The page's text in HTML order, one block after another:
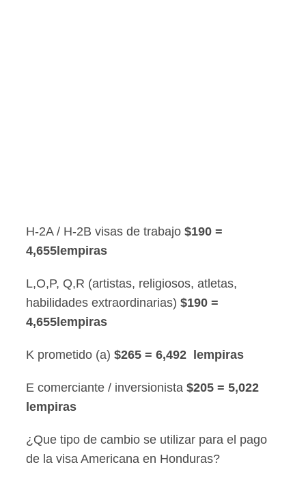
H-2A / H-2B visas de trabajo$190 =
4,655lempiras
L,O,P, Q,R (artistas, religiosos, atletas,
habilidades extraordinarias) $190 =
4,655lempiras
K prometido (a)$265 = 6,492 lempiras
E comerciante / inversionista $205 = 5,022
lempiras
¿Que tipo de cambio se utilizar para el pago
de la visa Americana en Honduras?